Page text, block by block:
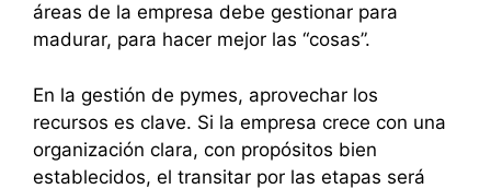
áreas de la empresa debe gestionar para
madurar, para hacer mejor las “cosas”.
En la gestión de pymes, aprovechar los
recursos es clave. Si la empresa crece con una
organización clara, con propósitos bien
establecidos, el transitar por las etapas será